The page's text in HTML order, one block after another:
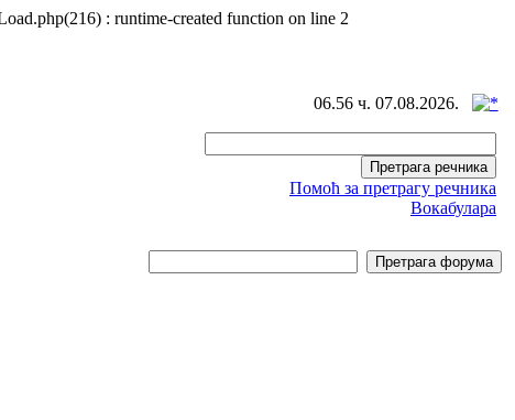
: runtime-created function on line 2
06.56 ч. 07.08.2026.
Помоћ за претрагу речника
Вокабулара